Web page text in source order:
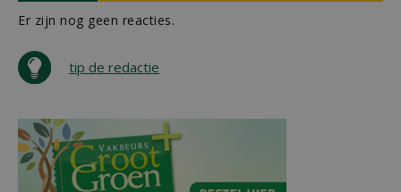
Er zijn nog geen reacties.
tip de redactie